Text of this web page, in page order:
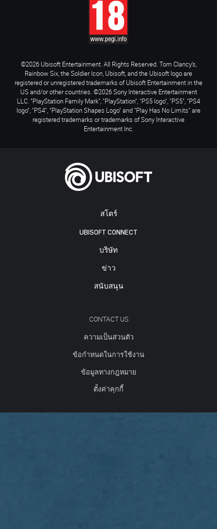
สโตร์
UBISOFT CONNECT
บริษัท
ข่าว
สนับสนุน
CONTACT US
ความเป็นส่วนตัว
ข้อกำหนดในการใช้งาน
ข้อมูลทางกฎหมาย
ตั้งค่าคุกกี้
©2026 Ubisoft Entertainment. All Rights Reserved. Tom Clancy’s,
Rainbow Six, the Soldier Icon, Ubisoft, and the Ubisoft logo are
registered or unregistered trademarks of Ubisoft Entertainment in the
US and/or other countries. ©2026 Sony Interactive Entertainment
LLC. "PlayStation Family Mark", "PlayStation", "PS5 logo", "PS5", "PS4
logo", "PS4", "PlayStation Shapes Logo" and "Play Has No Limits" are
registered trademarks or trademarks of Sony Interactive
Entertainment Inc.